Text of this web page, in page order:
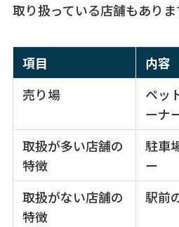
取り扱っている店舗もありま
項目
内容
売り場
ペッ
ーナ
取扱が多い店舗の
特徴
駐車
ー
取扱がない店舗の
特徴
駅前